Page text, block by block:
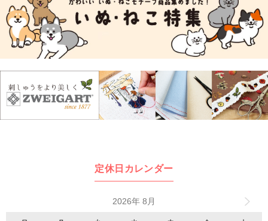
定休日カレンダー
2026年 8月